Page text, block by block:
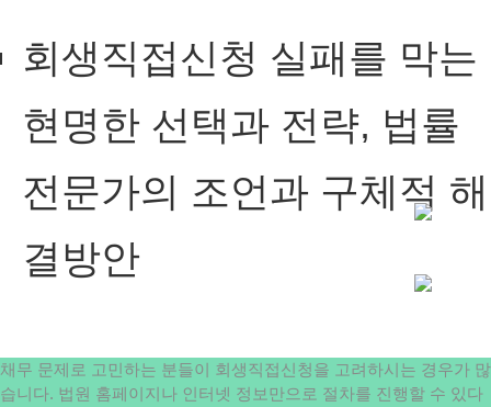
회생직접신청 실패를 막는
현명한 선택과 전략, 법률
전문가의 조언과 구체적 해
결방안
채무 문제로 고민하는 분들이 회생직접신청을 고려하시는 경우가 많
습니다. 법원 홈페이지나 인터넷 정보만으로 절차를 진행할 수 있다